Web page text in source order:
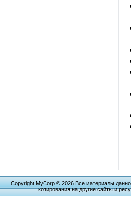
Copyright MyCorp © 2026 Все материалы
копирования на другие сайты и